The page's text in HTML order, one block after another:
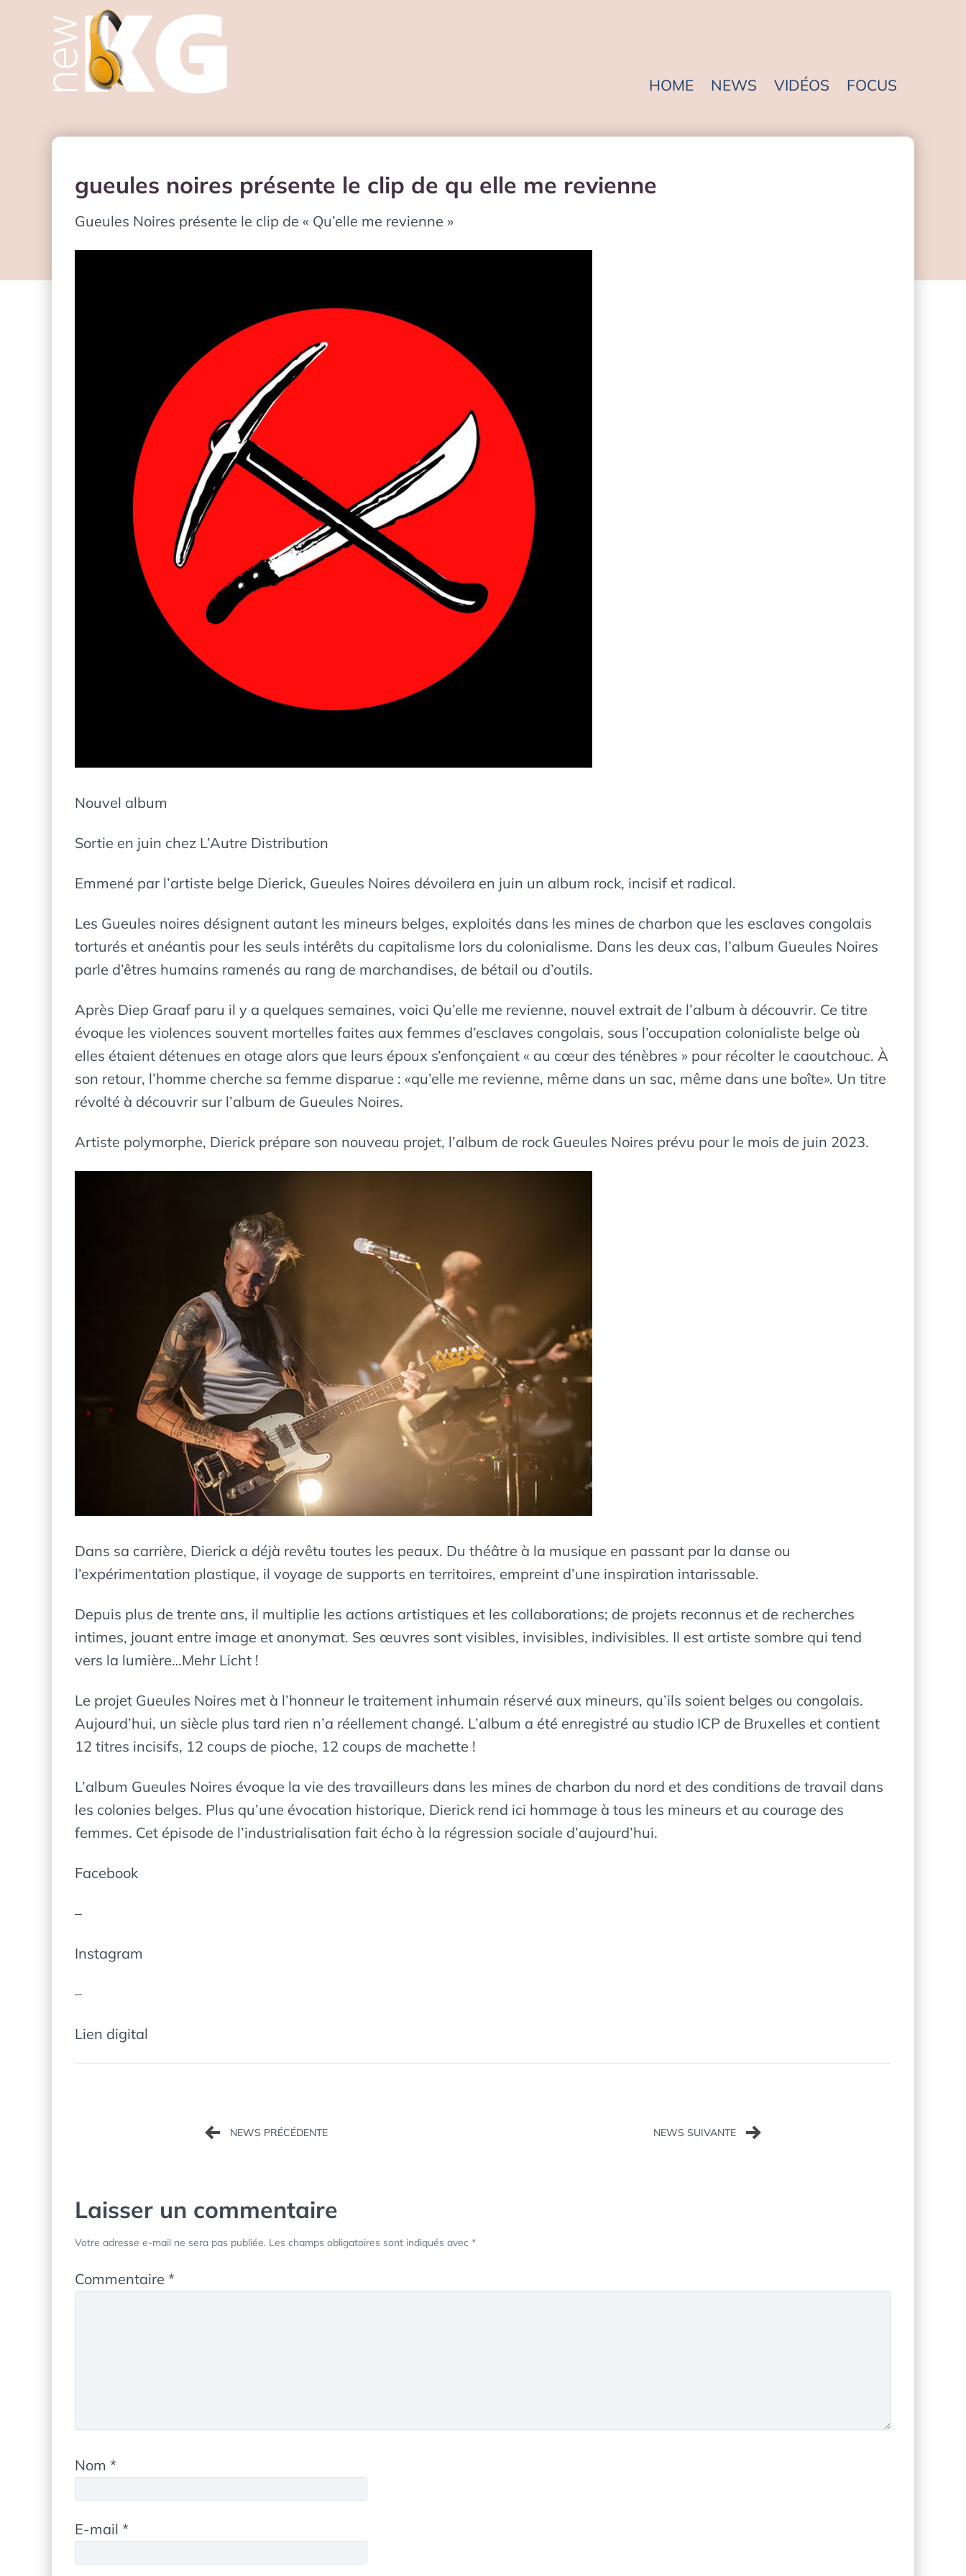
HOME NEWS VIDÉOS FOCUS
gueules noires présente le clip de qu elle me revienne
Gueules Noires présente le clip de « Qu’elle me revienne »
Nouvel album
Sortie en juin chez L’Autre Distribution
Emmené par l’artiste belge Dierick, Gueules Noires dévoilera en juin un album rock, incisif et radical.
Les Gueules noires désignent autant les mineurs belges, exploités dans les mines de charbon que les esclaves congolais
torturés et anéantis pour les seuls intérêts du capitalisme lors du colonialisme. Dans les deux cas, l’album Gueules Noires
parle d’êtres humains ramenés au rang de marchandises, de bétail ou d’outils.
Après Diep Graaf paru il y a quelques semaines, voici Qu’elle me revienne, nouvel extrait de l’album à découvrir. Ce titre
évoque les violences souvent mortelles faites aux femmes d’esclaves congolais, sous l’occupation colonialiste belge où
elles étaient détenues en otage alors que leurs époux s’enfonçaient « au cœur des ténèbres » pour récolter le caoutchouc. À
son retour, l’homme cherche sa femme disparue : «qu’elle me revienne, même dans un sac, même dans une boîte». Un titre
révolté à découvrir sur l’album de Gueules Noires.
Artiste polymorphe, Dierick prépare son nouveau projet, l’album de rock Gueules Noires prévu pour le mois de juin 2023.
Dans sa carrière, Dierick a déjà revêtu toutes les peaux. Du théâtre à la musique en passant par la danse ou
l’expérimentation plastique, il voyage de supports en territoires, empreint d’une inspiration intarissable.
Depuis plus de trente ans, il multiplie les actions artistiques et les collaborations; de projets reconnus et de recherches
intimes, jouant entre image et anonymat. Ses œuvres sont visibles, invisibles, indivisibles. Il est artiste sombre qui tend
vers la lumière…Mehr Licht !
Le projet Gueules Noires met à l’honneur le traitement inhumain réservé aux mineurs, qu’ils soient belges ou congolais.
Aujourd’hui, un siècle plus tard rien n’a réellement changé. L’album a été enregistré au studio ICP de Bruxelles et contient
12 titres incisifs, 12 coups de pioche, 12 coups de machette !
L’album Gueules Noires évoque la vie des travailleurs dans les mines de charbon du nord et des conditions de travail dans
les colonies belges. Plus qu’une évocation historique, Dierick rend ici hommage à tous les mineurs et au courage des
femmes. Cet épisode de l’industrialisation fait écho à la régression sociale d’aujourd’hui.
Facebook
–
Instagram
–
Lien digital
de
Laisser un commentaire
Votre adresse e-mail ne sera pas publiée. Les champs obligatoires sont indiqués avec *
Commentaire *
Nom *
E-mail *